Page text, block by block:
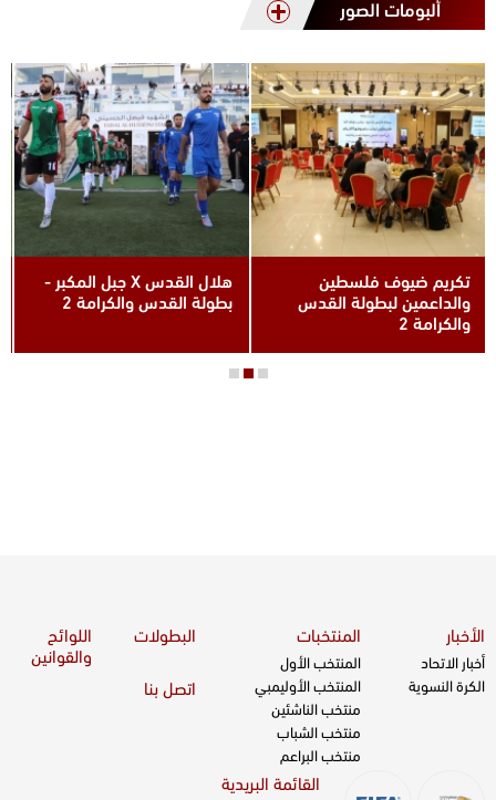
ألبومات الصور
هلال القدس X جبل المكبر -
بطولة القدس والكرامة 2
الظاهرية وهلال القدس في
دوري المحترفين 2023
الأخبار
أخبار الاتحاد
الكرة النسوية
المنتخبات
المنتخب الأول
المنتخب الأوليمبي
منتخب الناشئين
منتخب الشباب
منتخب البراعم
البطولات
اللوائح
والقوانين
اتصل بنا
القائمة البريدية